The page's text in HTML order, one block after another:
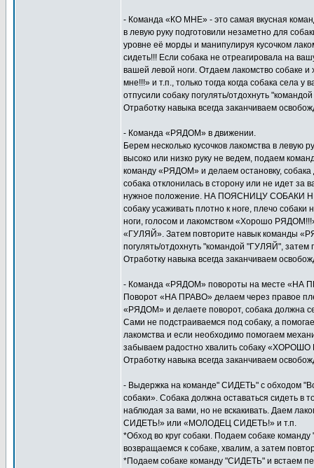
- Команда «КО МНЕ» - это самая вкусная
в левую руку подготовили незаметно для
уровне её морды и манипулируя кусочком
сидеть!!! Если собака не отреагировала на
вашей левой ноги. Отдаем лакомство собаке
мне!!!» и т.п., только тогда когда собака села
отпусили собаку погулять/отдохнуть
Отработку навыка всегда заканчиваем
- Команда «РЯДОМ» в движении.
Берем несколько кусочков лакомства в левую
высоко или низко руку не ведем, подаем
команду «РЯДОМ» и делаем остановку,
собака отклонилась в сторону или не идет за
нужное положение. НА ПОЯСНИЦУ СОБАКИ НЕ
собаку усаживать плотно к ноге, плечо
ноги, голосом и лакомством «Хорошо
«ГУЛЯЙ». Затем повторите навык команды
погулять/отдохнуть "командой "ГУЛЯЙ", затем
Отработку навыка всегда заканчиваем
- Команда «РЯДОМ» повороты на месте «НА
Поворот «НА ПРАВО» делаем через правое
«РЯДОМ» и делаете поворот, собака
Сами не подстраиваемся под собаку, а
лакомства и если необходимо помогаем
забываем радостно хвалить собаку
Отработку навыка всегда заканчиваем
- Выдержка на команде" СИДЕТЬ" с обходом
собаки». Собака должна оставаться сидеть в
наблюдая за вами, но не вскакивать. Даем
СИДЕТЬ!» или «МОЛОДЕЦ СИДЕТЬ!» и т.п.
*Обход во круг собаки. Подаем собаке
возвращаемся к собаке, хвалим, а затем
*Подаем собаке команду "СИДЕТЬ" и встаем